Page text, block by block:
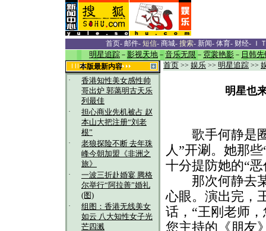
首页- 邮件- 短信- 商城- 搜索- 新闻- 体育- 财经- Ｉ
明星追踪 － 影视天地 － 音乐无限 － 霓裳艳影 － 日韩先
本版最新内容
·
香港知性美女感性帅
哥出炉 郭蔼明古天乐
列最佳
·
担心商业先机被占 赵
本山大把注册“刘老
根”
·
老狼探险不断 去年珠
峰今朝加盟《非洲之
旅》
·
一波三折赴婚宴 腾格
尔举行“阿拉善”婚礼
(图)
·
组图：香港无线美女
如云 八大知性女子光
芒四溅
首页 >> 娱乐 >> 明星追踪 >>
明星也
歌手何静是圈
人”开涮。她那
十分提防她的“
那次何静去某
心眼。演出完，
话，“王刚老师
您主持的《朋友